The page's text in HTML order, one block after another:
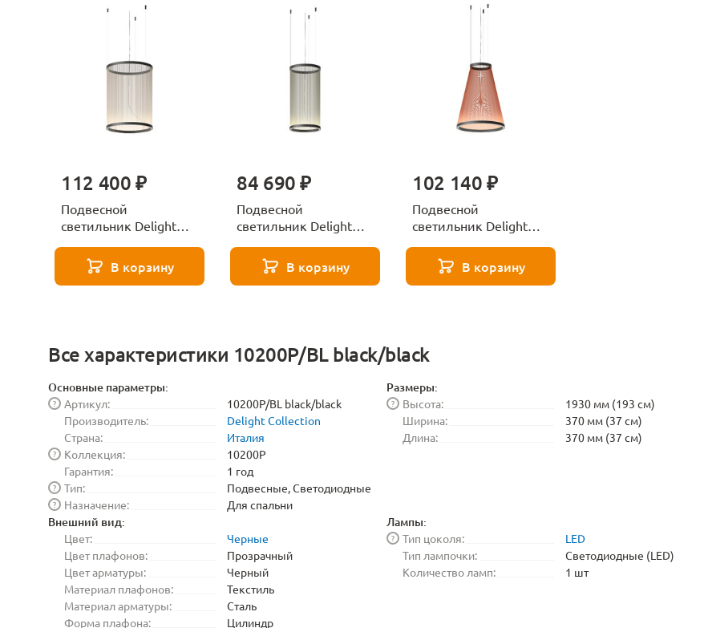
112 400 ₽
Подвесной
светильник Delight
white/blackВ корзину
84 690 ₽
Подвесной
светильник Delight
black/blackВ корзину
102 140 ₽
Подвесной
светильник Delight
red/blackВ корзину
Все характеристики 10200P/BL black/black
Основные параметры:
Артикул:
?
10200P/BL black/black
Производитель:
Delight Collection
Страна:
Италия
Коллекция:
?
10200P
Гарантия:
1 год
Тип:
?
Подвесные, Светодиодные
Назначение:
? Для спальни
Размеры:
Высота:
?
1930 мм (193 см)
Ширина:
370 мм (37 см)
Длина:
370 мм (37 см)
Внешний вид:
Цвет:
Черные
Цвет плафонов:
Прозрачный
Цвет арматуры:
Черный
Материал плафонов:
Текстиль
Материал арматуры:
Сталь
Форма плафона:
Цилиндр
Лампы:
Тип цоколя:
?
LED
Тип лампочки:
Светодиодные (LED)
Количество ламп:
1 шт